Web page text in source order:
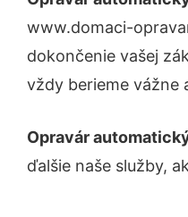
www.domaci-
dokončenie vašej
vždy berieme vážne
Opravár
ďalšie naše služby,